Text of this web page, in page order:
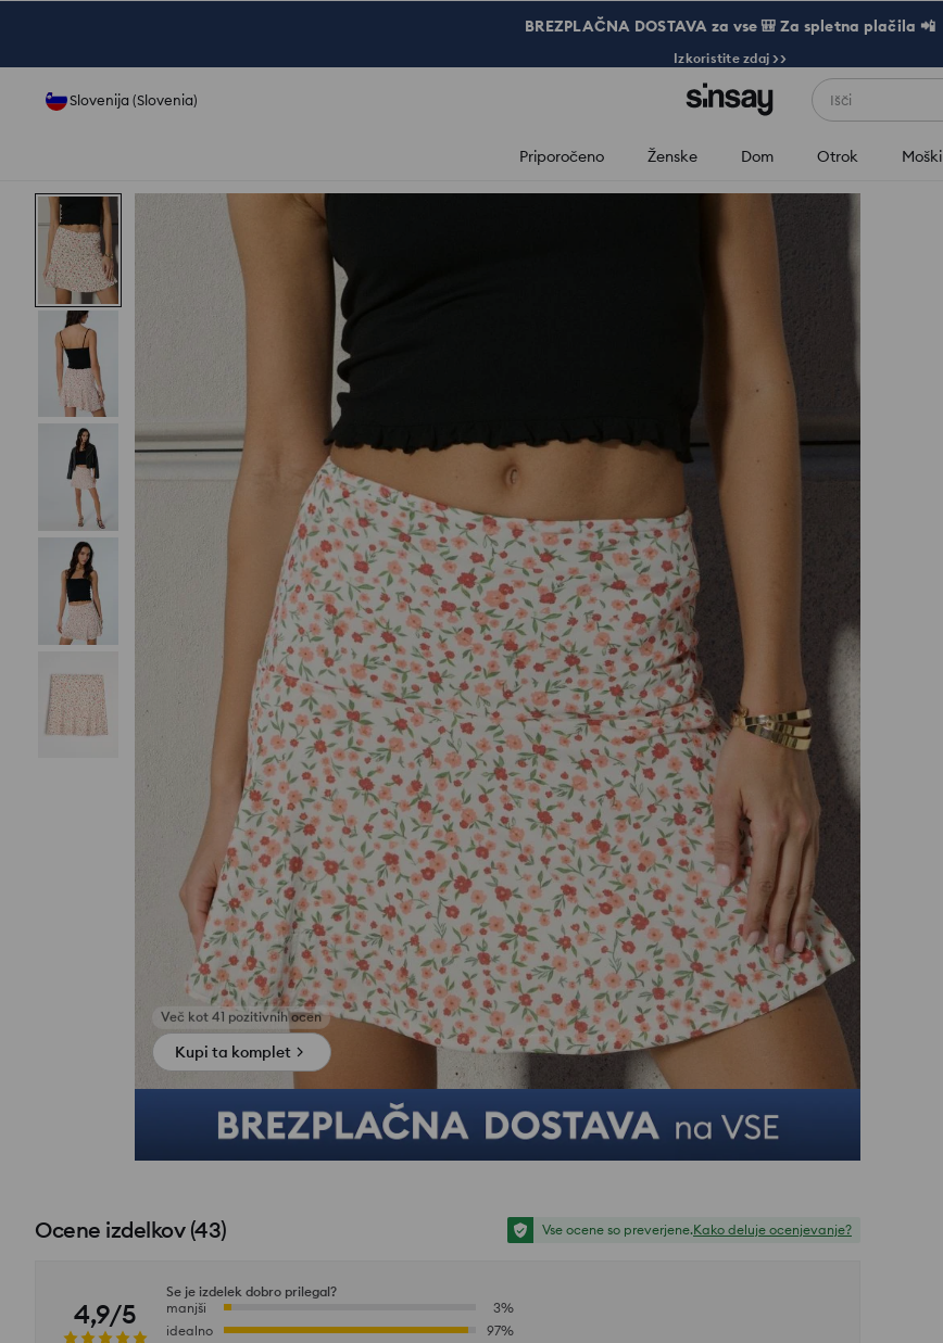
BREZPLAČNA DOSTAVA za vse 🎒 Za spletna plačila 📲
Izkoristite zdaj >>
Slovenija (Slovenia) Išči
Priporočeno Ženske Dom Otrok Moški
Kupi ta komplet
Ocene izdelkov(43) Vse ocene so preverjene.Kako deluje ocenjevanje?
4,9/5
Se je izdelek dobro prilegal?
manjši
3%
idealno
97%